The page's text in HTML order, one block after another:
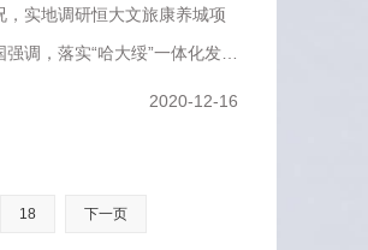
实地调研恒大文旅康养城项
调，落实“哈大绥”一体化发展
2020-12-16
18 下一页